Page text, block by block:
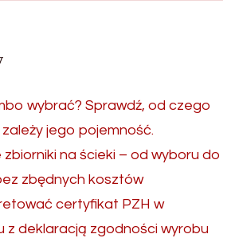
wybrać? Sprawdź, od czego
jego pojemność.
na ścieki – od wyboru do
zbędnych kosztów
certyfikat PZH w
z deklaracją zgodności wyrobu